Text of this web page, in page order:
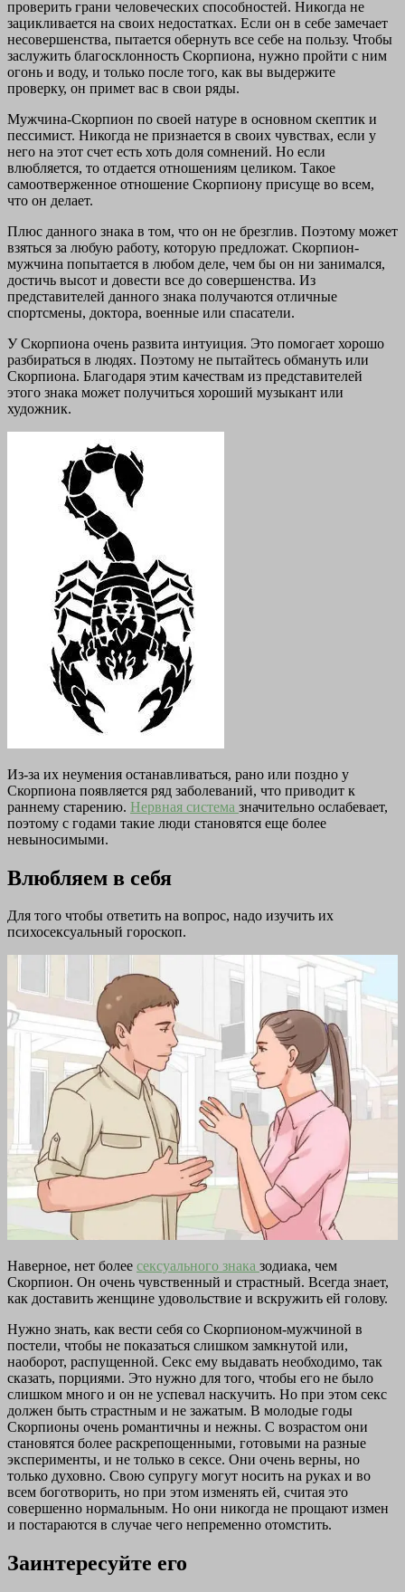
проверить грани человеческих способностей. Никогда не
зацикливается на своих недостатках. Если он в себе замечает
несовершенства, пытается обернуть все себе на пользу. Чтобы
заслужить благосклонность Скорпиона, нужно пройти с ним
огонь и воду, и только после того, как вы выдержите
проверку, он примет вас в свои ряды.
Мужчина-Скорпион по своей натуре в основном скептик и
пессимист. Никогда не признается в своих чувствах, если у
него на этот счет есть хоть доля сомнений. Но если
влюбляется, то отдается отношениям целиком. Такое
самоотверженное отношение Скорпиону присуще во всем,
что он делает.
Плюс данного знака в том, что он не брезглив. Поэтому может
взяться за любую работу, которую предложат. Скорпион-
мужчина попытается в любом деле, чем бы он ни занимался,
достичь высот и довести все до совершенства. Из
представителей данного знака получаются отличные
спортсмены, доктора, военные или спасатели.
У Скорпиона очень развита интуиция. Это помогает хорошо
разбираться в людях. Поэтому не пытайтесь обмануть или
Скорпиона. Благодаря этим качествам из представителей
этого знака может получиться хороший музыкант или
художник.
Из-за их неумения останавливаться, рано или поздно у
Скорпиона появляется ряд заболеваний, что приводит к
раннему старению. Нервная система значительно ослабевает,
поэтому с годами такие люди становятся еще более
невыносимыми.
Влюбляем в себя
Для того чтобы ответить на вопрос, надо изучить их
психосексуальный гороскоп.
Наверное, нет более сексуального знака зодиака, чем
Скорпион. Он очень чувственный и страстный. Всегда знает,
как доставить женщине удовольствие и вскружить ей голову.
Нужно знать, как вести себя со Скорпионом-мужчиной в
постели, чтобы не показаться слишком замкнутой или,
наоборот, распущенной. Секс ему выдавать необходимо, так
сказать, порциями. Это нужно для того, чтобы его не было
слишком много и он не успевал наскучить. Но при этом секс
должен быть страстным и не зажатым. В молодые годы
Скорпионы очень романтичны и нежны. С возрастом они
становятся более раскрепощенными, готовыми на разные
эксперименты, и не только в сексе. Они очень верны, но
только духовно. Свою супругу могут носить на руках и во
всем боготворить, но при этом изменять ей, считая это
совершенно нормальным. Но они никогда не прощают измен
и постараются в случае чего непременно отомстить.
Заинтересуйте его